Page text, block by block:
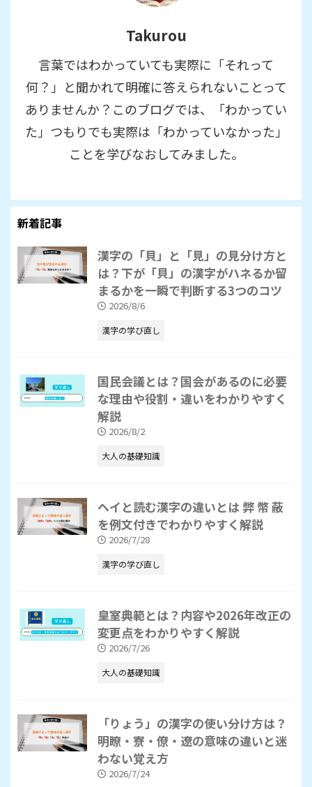
Takurou
言葉ではわかっていても実際に「それって
何？」と聞かれて明確に答えられないことって
ありませんか？このブログでは、「わかってい
た」つもりでも実際は「わかっていなかった」
ことを学びなおしてみました。
新着記事
漢字の「貝」と「見」の見分け方と
は？下が「貝」の漢字がハネるか留
まるかを一瞬で判断する3つのコツ
2026/8/6
漢字の学び直し
国民会議とは？国会があるのに必要
な理由や役割・違いをわかりやすく
解説
2026/8/2
大人の基礎知識
ヘイと読む漢字の違いとは 弊 幣 蔽
を例文付きでわかりやすく解説
2026/7/28
漢字の学び直し
皇室典範とは？内容や2026年改正の
変更点をわかりやすく解説
2026/7/26
大人の基礎知識
「りょう」の漢字の使い分け方は？
明瞭・寮・僚・遼の意味の違いと迷
わない覚え方
2026/7/24